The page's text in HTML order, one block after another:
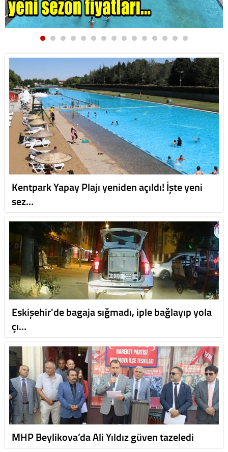
Kentpark Yapay Plajı yeniden açıldı! İşte yeni
sez…
Eskişehir'de bagaja sığmadı, iple bağlayıp yola
çı…
MHP Beylikova’da Ali Yıldız güven tazeledi